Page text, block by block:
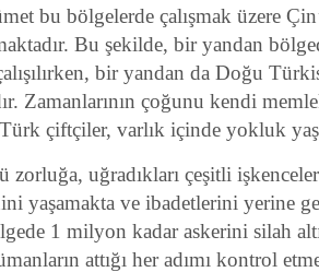
bu bölgelerde çalışmak üzere
Bu şekilde, bir yandan
bir yandan da Doğu
Zamanlarının çoğunu kendi
çiftçiler, varlık içinde yokluk
zorluğa, uğradıkları çeşitli
yaşamakta ve ibadetlerini yerine
1 milyon kadar askerini silah
attığı her adımı kontrol